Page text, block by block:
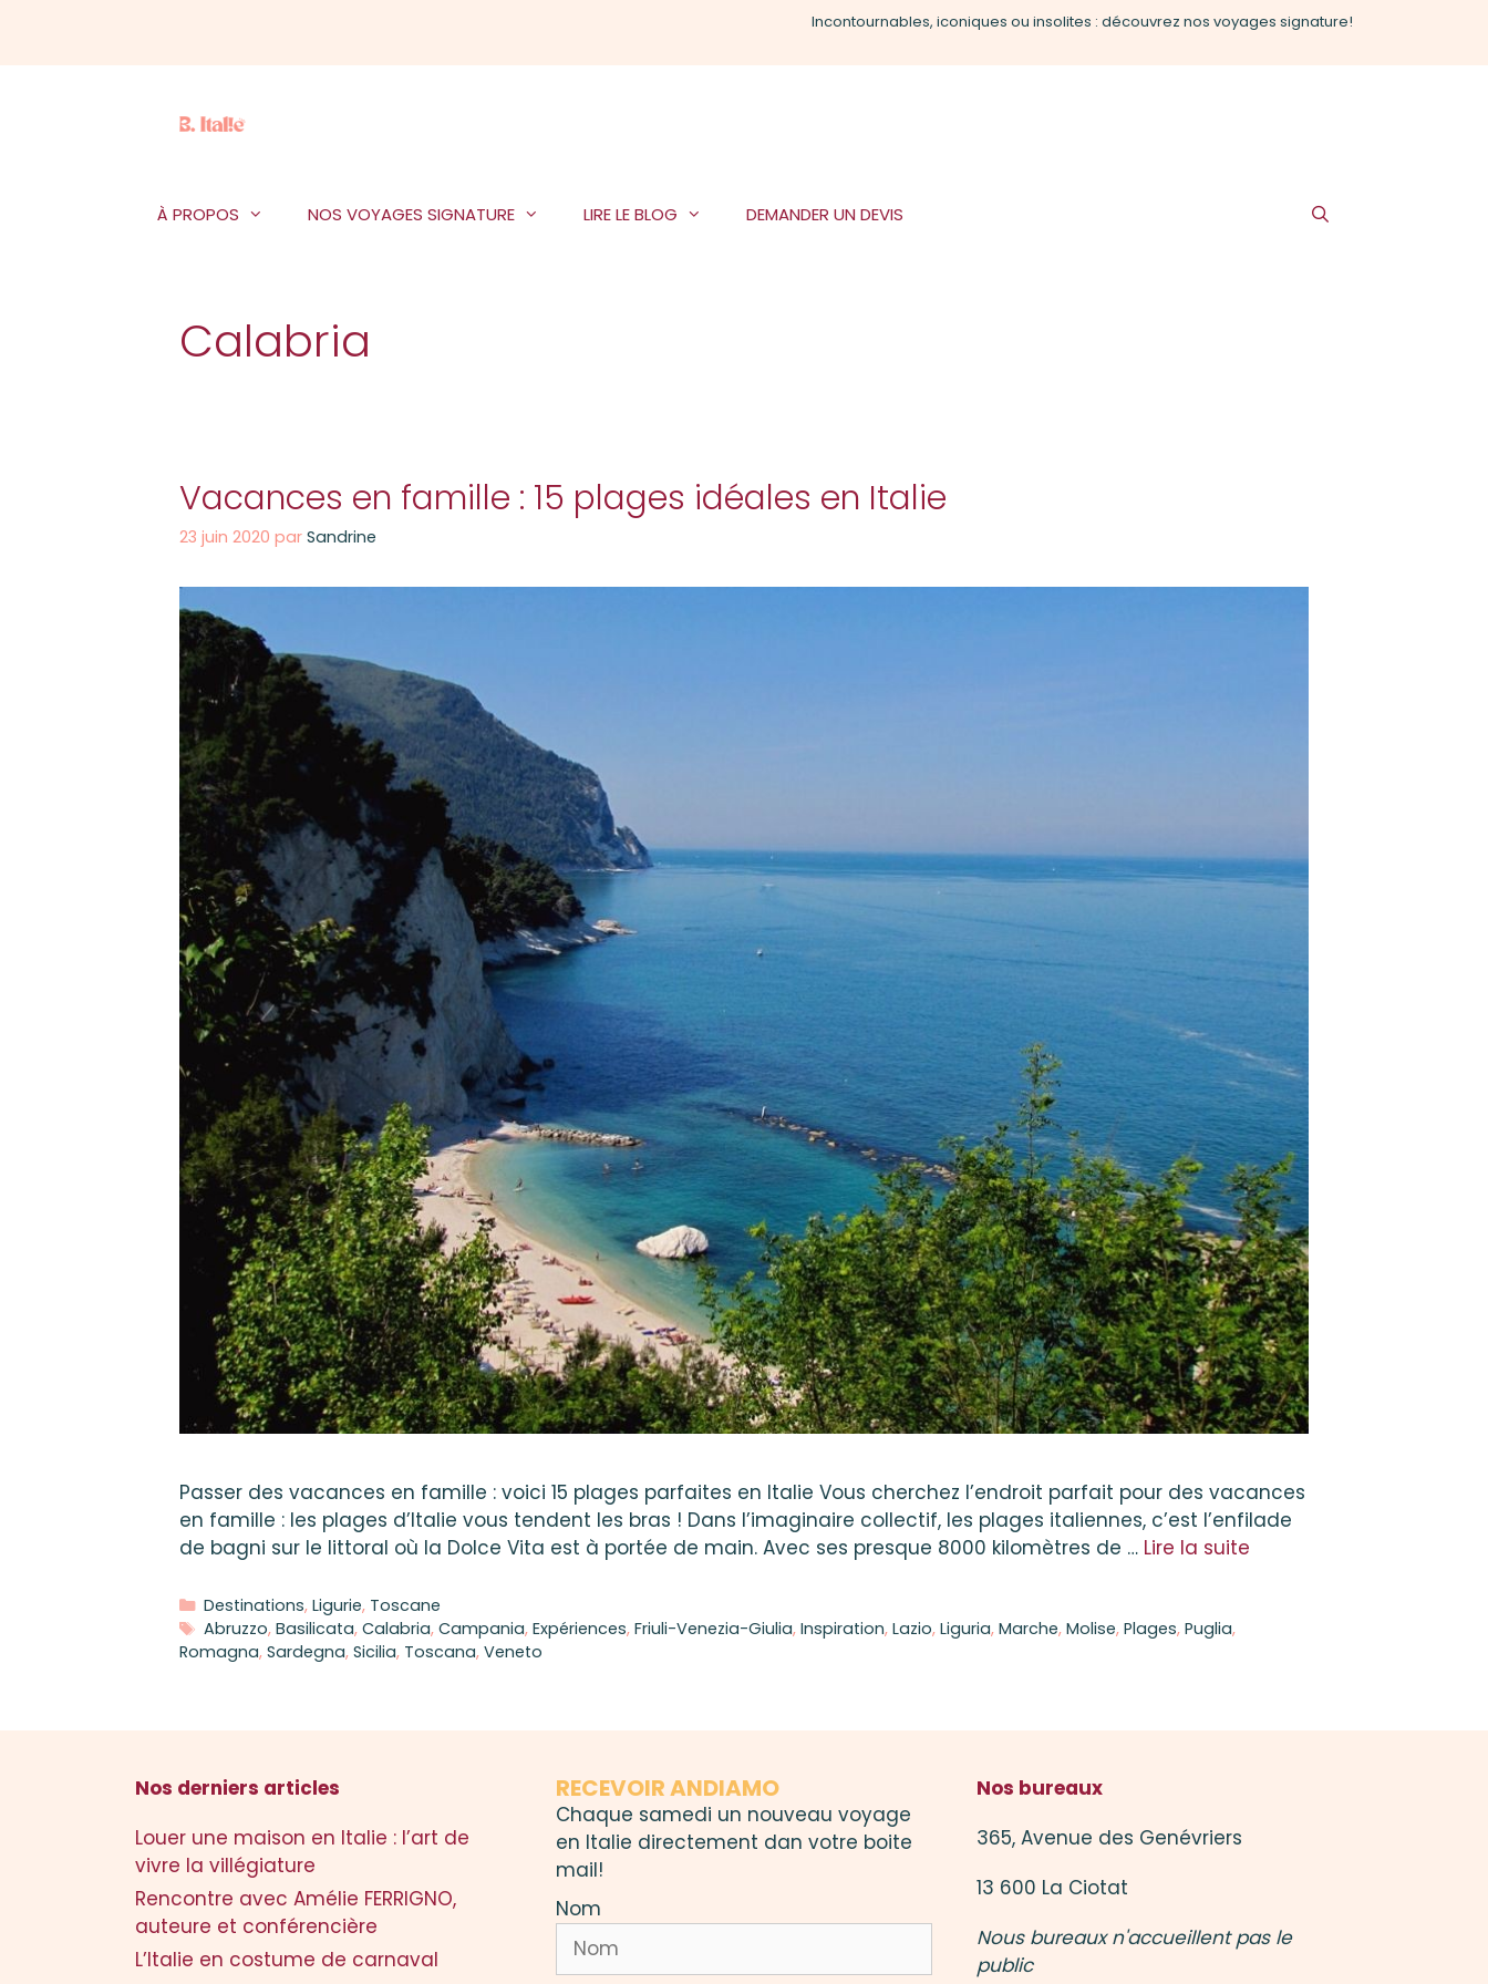
Incontournables, iconiques ou insolites : découvrez nos voyages signature!
À PROPOS NOS VOYAGES SIGNATURE LIRE LE BLOG DEMANDER UN DEVIS
Calabria
Vacances en famille : 15 plages idéales en Italie
23 juin 2020 par Sandrine
Passer des vacances en famille : voici 15 plages parfaites en Italie Vous cherchez l’endroit parfait pour des vacances
en famille : les plages d’Italie vous tendent les bras ! Dans l’imaginaire collectif, les plages italiennes, c’est l’enfilade
de bagni sur le littoral où la Dolce Vita est à portée de main. Avec ses presque 8000 kilomètres de … Lire la suite
Catégories
Destinations, Ligurie, Toscane
Étiquettes
Abruzzo, Basilicata, Calabria, Campania, Expériences, Friuli-Venezia-Giulia, Inspiration, Lazio, Liguria, Marche, Molise, Plages, Puglia,
Romagna, Sardegna, Sicilia, Toscana, Veneto
Nos derniers articles
Louer une maison en Italie : l’art de
vivre la villégiature
Rencontre avec Amélie FERRIGNO,
auteure et conférencière
L’Italie en costume de carnaval
RECEVOIR ANDIAMO
Chaque samedi un nouveau voyage
en Italie directement dan votre boite
mail!
Nom
Nos bureaux
365, Avenue des Genévriers
13 600 La Ciotat
Nous bureaux n'accueillent pas le
public